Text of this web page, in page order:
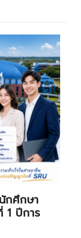
กศึกษา
1 ปีการ